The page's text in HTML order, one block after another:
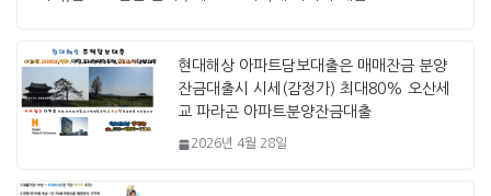
현대해상 아파트담보대출은 매매잔금 분양
잔금대출시 시세(감정가) 최대80% 오산세
교 파라곤 아파트분양잔금대출
2026년 4월 28일